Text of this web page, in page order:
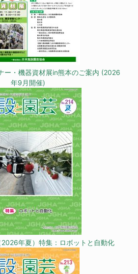
ー・機器資材展in熊本のご案内 (2026
年9月開催)
年夏）特集：ロボットと自動化